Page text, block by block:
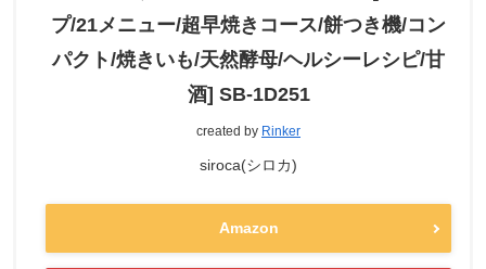
プ/21メニュー/超早焼きコース/餅つき機/コン
パクト/焼きいも/天然酵母/ヘルシーレシピ/甘
酒] SB-1D251
created by Rinker
siroca(シロカ)
Amazon